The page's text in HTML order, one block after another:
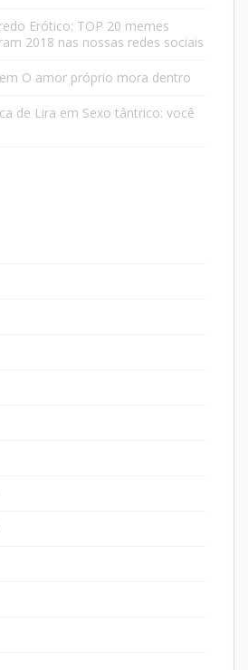
Erótico: TOP 20 memes
2018 nas nossas redes sociais
em O amor próprio mora dentro
de Lira em Sexo tântrico: você